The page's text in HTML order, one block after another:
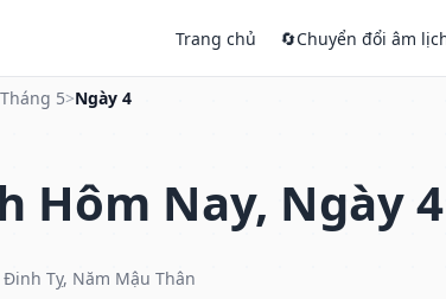
Trang chủ 🔄Chuyển đổi âm
Tháng 5>Ngày 4
Hôm Nay, Ngày
Tỵ, Năm Mậu Thân